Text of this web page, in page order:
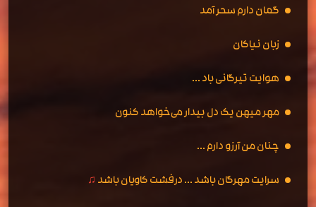
گمان دارم سحر آمد
زبان نیاکان
هوایت تیرگانی باد ...
مهر میهن یک دل بیدار می‌خواهد کنون
چنان من آرزو دارم ...
سرایت مهرگان باشد ... درفشت کاویان باشد ♫